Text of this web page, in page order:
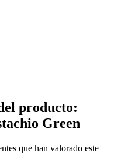
producto:
Green
que han valorado este